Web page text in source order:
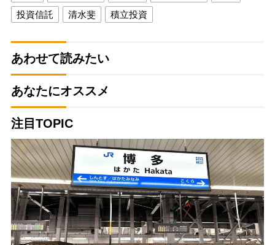
投資信託
清水斐 積立投資
あわせて読みたい
あなたにオススメ
注目TOPIC